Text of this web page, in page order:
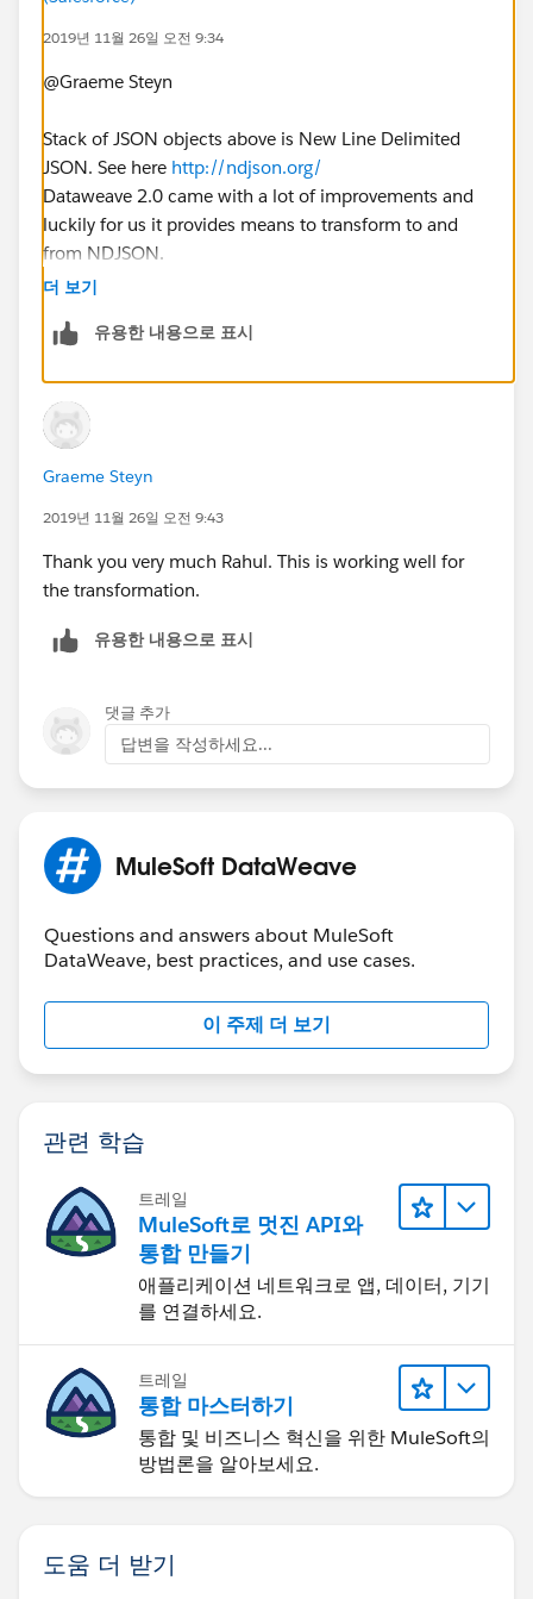
2019년 11월 26일 오전 9:34
@Graeme Steyn​
Stack of JSON objects above is New Line Delimited
JSON. See here http://ndjson.org/
Dataweave 2.0 came with a lot of improvements and
luckily for us it provides means to transform to and
from NDJSON.
by simply changing the mimetype in Dataweave.
output application/x-ndjson
---
payload
Check deatils about Dataeweave support for NdJON
here
https://docs.mulesoft.com/mule-
HTH
더 보기
유용한 내용으로 표시
Graeme Steyn
2019년 11월 26일 오전 9:43
Thank you very much Rahul. This is working well for
the transformation.
유용한 내용으로 표시
댓글 추가
답변을 작성하세요...
MuleSoft DataWeave
Questions and answers about MuleSoft
DataWeave, best practices, and use cases.
이 주제 더 보기
관련 학습
트레일
MuleSoft로 멋진 API와
통합 만들기
애플리케이션 네트워크로 앱, 데이터, 기기
를 연결하세요.
트레일
통합 마스터하기
통합 및 비즈니스 혁신을 위한 MuleSoft의
방법론을 알아보세요.
도움 더 받기